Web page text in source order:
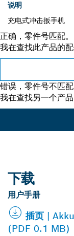
说明
充电式冲击扳手机
正确，零件号匹配。
我在查找此产品的配
错误，零件号不匹配
我在查找另一个产品
下载
用户手册
插页 |
(PDF 0.1 MB)